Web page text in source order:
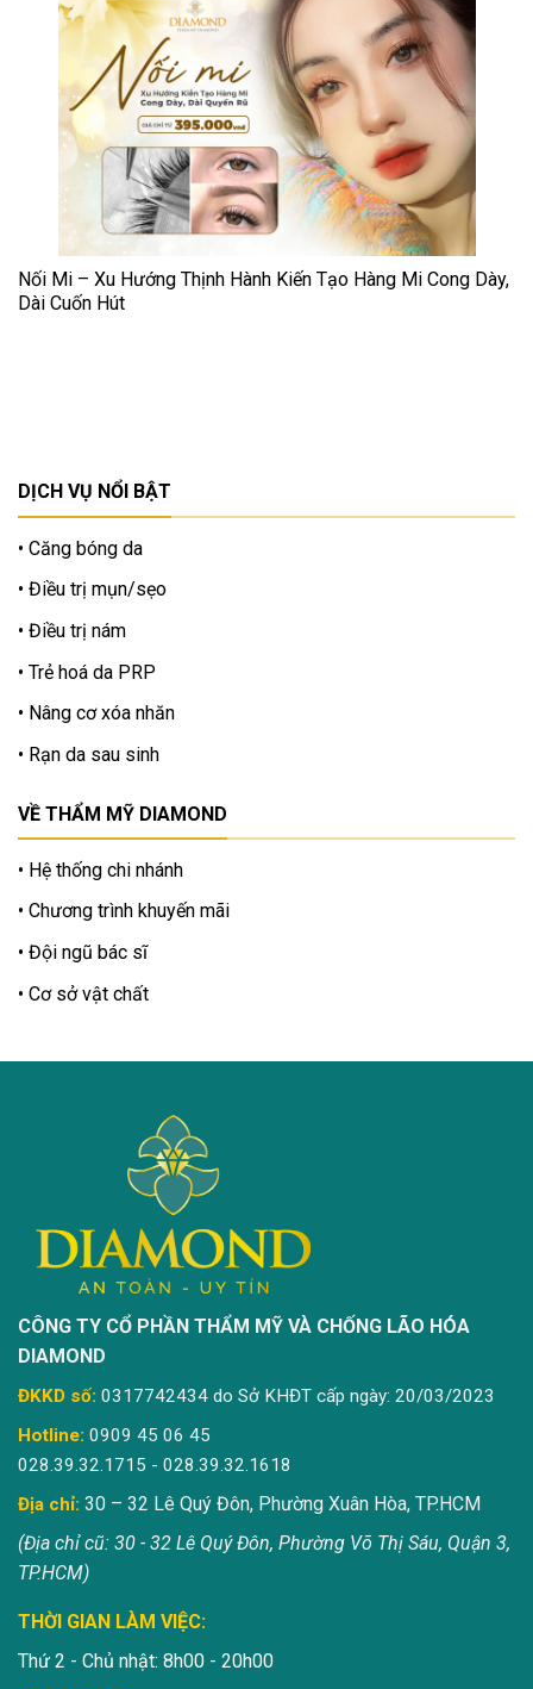
Nối Mi – Xu Hướng Thịnh Hành Kiến Tạo Hàng Mi Cong Dày,
Dài Cuốn Hút
DỊCH VỤ NỔI BẬT
Căng bóng da
Điều trị mụn/sẹo
Điều trị nám
Trẻ hoá da PRP
Nâng cơ xóa nhăn
Rạn da sau sinh
VỀ THẨM MỸ DIAMOND
Hệ thống chi nhánh
Chương trình khuyến mãi
Đội ngũ bác sĩ
Cơ sở vật chất
CÔNG TY CỔ PHẦN THẨM MỸ VÀ CHỐNG LÃO HÓA
DIAMOND
ĐKKD số: 0317742434 do Sở KHĐT cấp ngày: 20/03/2023
Hotline: 0909 45 06 45
028.39.32.1715 - 028.39.32.1618
Địa chỉ: 30 – 32 Lê Quý Đôn, Phường Xuân Hòa, TP.HCM
(Địa chỉ cũ: 30 - 32 Lê Quý Đôn, Phường Võ Thị Sáu, Quận 3,
TP.HCM)
THỜI GIAN LÀM VIỆC:
Thứ 2 - Chủ nhật: 8h00 - 20h00